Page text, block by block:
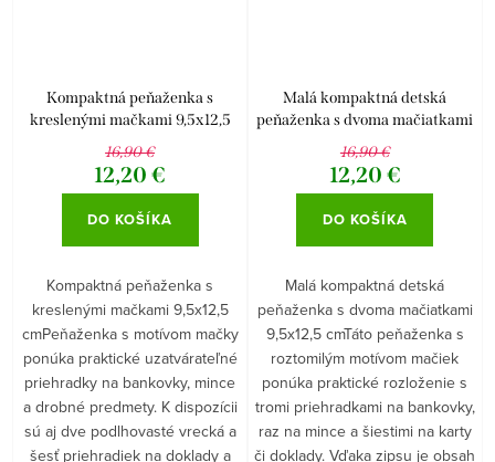
Kompaktná peňaženka s
kreslenými mačkami 9,5x12,5
cm
16,90 €
12,20 €
DO KOŠÍKA
Kompaktná peňaženka s
kreslenými mačkami 9,5x12,5
cmPeňaženka s motívom mačky
ponúka praktické uzatvárateľné
priehradky na bankovky, mince
a drobné predmety. K dispozícii
sú aj dve podlhovasté vrecká a
šesť priehradiek na doklady a
Malá kompaktná detská
peňaženka s dvoma mačiatkami
9,5x12,5 cm
16,90 €
12,20 €
DO KOŠÍKA
Malá kompaktná detská
peňaženka s dvoma mačiatkami
9,5x12,5 cmTáto peňaženka s
roztomilým motívom mačiek
ponúka praktické rozloženie s
tromi priehradkami na bankovky,
raz na mince a šiestimi na karty
či doklady. Vďaka zipsu je obsah